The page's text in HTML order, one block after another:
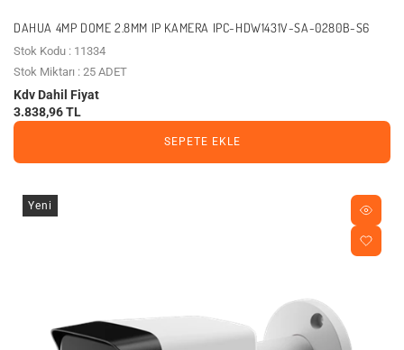
DAHUA 4MP DOME 2.8MM IP KAMERA IPC-HDW1431V-SA-0280B-S6
Stok Kodu : 11334
Stok Miktarı : 25 ADET
Kdv Dahil Fiyat
3.838,96 TL
SEPETE EKLE
Yeni